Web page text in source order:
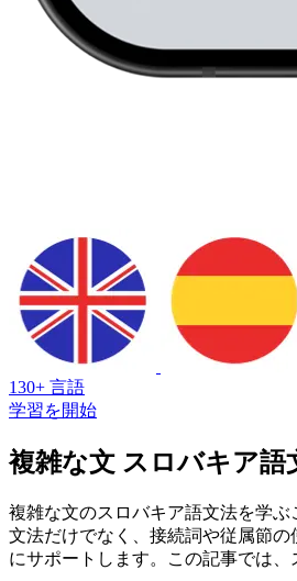
130+ 言語
学習を開始
複雑な文 スロバキア語
複雑な文のスロバキア語文法を学
文法だけでなく、接続詞や従属節
にサポートします。この記事では